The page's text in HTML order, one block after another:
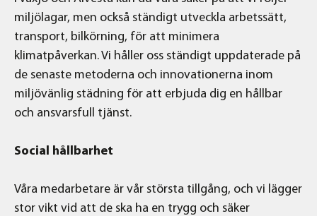
miljölagar, men också ständigt utveckla arbetssätt,
transport, bilkörning, för att minimera
klimatpåverkan. Vi håller oss ständigt uppdaterade på
de senaste metoderna och innovationerna inom
miljövänlig städning för att erbjuda dig en hållbar
och ansvarsfull tjänst.
Social hållbarhet
Våra medarbetare är vår största tillgång, och vi lägger
stor vikt vid att de ska ha en trygg och säker